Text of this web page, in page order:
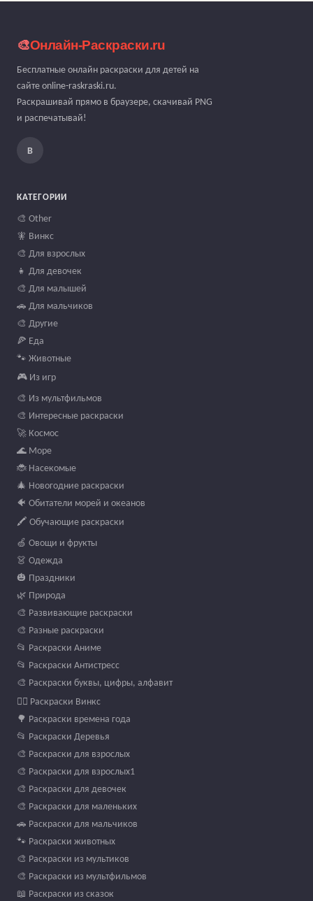
🎨Онлайн-Раскраски.ru
Бесплатные онлайн раскраски для детей на
сайте online-raskraski.ru.
Раскрашивай прямо в браузере, скачивай PNG
и распечатывай!
В
КАТЕГОРИИ
🎨 Other
🧚 Винкс
🎨 Для взрослых
👧 Для девочек
🎨 Для малышей
🚗 Для мальчиков
🎨 Другие
🍕 Еда
🐾 Животные
🎮 Из игр
🎨 Из мультфильмов
🎨 Интересные раскраски
🚀 Космос
🌊 Море
🐞 Насекомые
🎄 Новогодние раскраски
🐠 Обитатели морей и океанов
🖍️ Обучающие раскраски
🍏 Овощи и фрукты
👗 Одежда
🎃 Праздники
🌿 Природа
🎨 Развивающие раскраски
🎨 Разные раскраски
📂 Раскраски Аниме
📂 Раскраски Антистресс
🎨 Раскраски буквы, цифры, алфавит
🧚‍♀️ Раскраски Винкс
🌳 Раскраски времена года
📂 Раскраски Деревья
🎨 Раскраски для взрослых
🎨 Раскраски для взрослых1
🎨 Раскраски для девочек
🎨 Раскраски для маленьких
🚗 Раскраски для мальчиков
🐾 Раскраски животных
🎨 Раскраски из мультиков
🎨 Раскраски из мультфильмов
📖 Раскраски из сказок